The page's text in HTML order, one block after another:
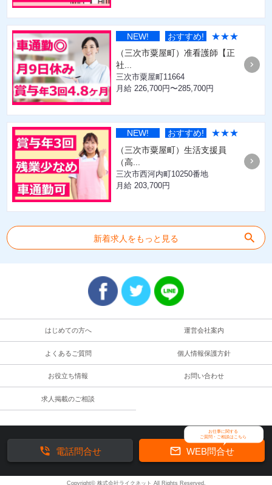
NEW! おすすめ! ★★★
（三次市粟屋町）准看護師【正
社...
三次市粟屋町11664
月給 226,700円〜285,700円
NEW! おすすめ! ★★★
（三次市粟屋町）生活支援員
（高...
三次市西河内町10250番地
月給 203,700円
新着求人をもっと見る search
はじめての方へ 運営会社案内
よくあるご質問 個人情報保護方針
お役立ち情報 お問い合わせ
求人掲載のご相談
お仕事に関する
ご質問・ご相談はこちら
 WEB問合せ
 電話問合せ
Copyright© 株式会社ライクネット All Rights Reserved.